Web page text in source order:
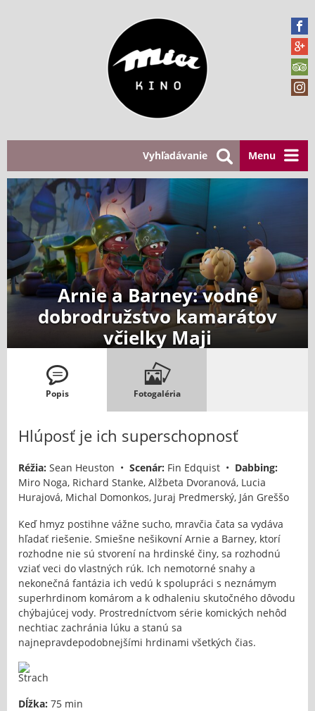
Menu
Vyhľadávanie
Arnie a Barney: vodné
dobrodružstvo kamarátov
včielky Maji
Popis Fotogaléria
Hlúposť je ich superschopnosť
Réžia: Sean Heuston • Scenár: Fin Edquist • Dabbing:
Miro Noga, Richard Stanke, Alžbeta Dvoranová, Lucia
Hurajová, Michal Domonkos, Juraj Predmerský, Ján Greššo
Keď hmyz postihne vážne sucho, mravčia čata sa vydáva
hľadať riešenie. Smiešne nešikovní Arnie a Barney, ktorí
rozhodne nie sú stvorení na hrdinské činy, sa rozhodnú
vziať veci do vlastných rúk. Ich nemotorné snahy a
nekonečná fantázia ich vedú k spolupráci s neznámym
superhrdinom komárom a k odhaleniu skutočného dôvodu
chýbajúcej vody. Prostredníctvom série komických nehôd
nechtiac zachránia lúku a stanú sa
najnepravdepodobnejšími hrdinami všetkých čias.
Dĺžka: 75 min